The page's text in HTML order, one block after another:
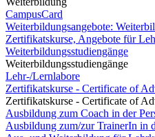
CampusCard
Weiterbildungsangebote:
Zertifikatskurse, Angebote für
Weiterbildungsstudiengänge
Weiterbildungsstudiengänge
Lehr-/Lernlabore
Zertifikatskurse - Certificate of
Zertifikatskurse - Certificate of
Ausbildung zum Coach in der
Ausbildung zum/zur TrainerIn in